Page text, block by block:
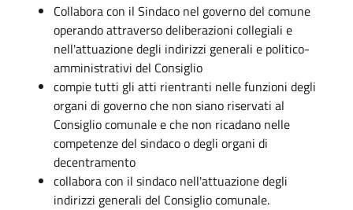
Collabora con il Sindaco nel governo del comune
operando attraverso deliberazioni collegiali e
nell'attuazione degli indirizzi generali e politico-
amministrativi del Consiglio
compie tutti gli atti rientranti nelle funzioni degli
organi di governo che non siano riservati al
Consiglio comunale e che non ricadano nelle
competenze del sindaco o degli organi di
decentramento
collabora con il sindaco nell'attuazione degli
indirizzi generali del Consiglio comunale.